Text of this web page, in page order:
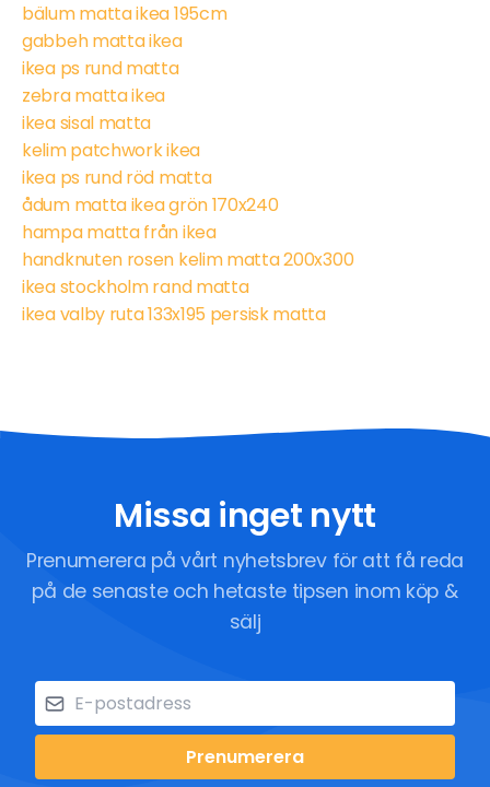
bälum matta ikea 195cm
gabbeh matta ikea
ikea ps rund matta
zebra matta ikea
ikea sisal matta
kelim patchwork ikea
ikea ps rund röd matta
ådum matta ikea grön 170x240
hampa matta från ikea
handknuten rosen kelim matta 200x300
ikea stockholm rand matta
ikea valby ruta 133x195 persisk matta
Missa inget nytt
Prenumerera på vårt nyhetsbrev för att få reda
på de senaste och hetaste tipsen inom köp &
sälj
Prenumerera